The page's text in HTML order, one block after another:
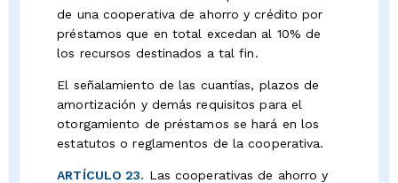
de una cooperativa de ahorro y crédito por
préstamos que en total excedan al 10% de
los recursos destinados a tal fin.
El señalamiento de las cuantías, plazos de
amortización y demás requisitos para el
otorgamiento de préstamos se hará en los
estatutos o reglamentos de la cooperativa.
ARTÍCULO 23. Las cooperativas de ahorro y